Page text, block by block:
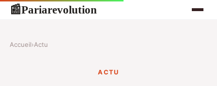
📰Pariarevolution
Accueil›Actu
ACTU